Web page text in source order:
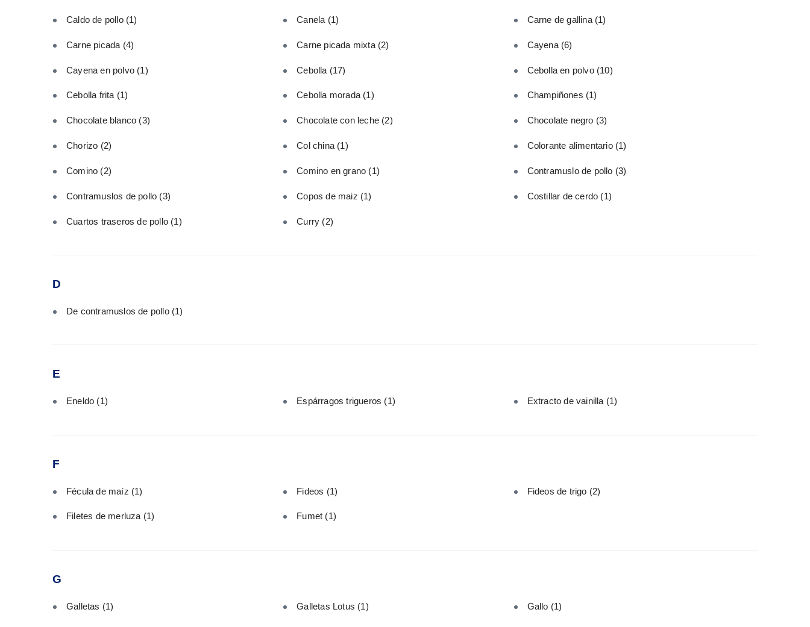
Caldo de pollo (1) Canela (1) Carne de gallina (1)
Carne picada (4) Carne picada mixta (2) Cayena (6)
Cayena en polvo (1) Cebolla (17) Cebolla en polvo (10)
Cebolla frita (1) Cebolla morada (1) Champiñones (1)
Chocolate blanco (3) Chocolate con leche (2) Chocolate negro (3)
Chorizo (2) Col china (1) Colorante alimentario (1)
Comino (2) Comino en grano (1) Contramuslo de pollo (3)
Contramuslos de pollo (3) Copos de maiz (1) Costillar de cerdo (1)
Cuartos traseros de pollo (1) Curry (2)
D
De contramuslos de pollo (1)
E
Eneldo (1) Espárragos trigueros (1) Extracto de vainilla (1)
F
Fécula de maíz (1) Fideos (1) Fideos de trigo (2)
Filetes de merluza (1) Fumet (1)
G
Galletas (1) Galletas Lotus (1) Gallo (1)